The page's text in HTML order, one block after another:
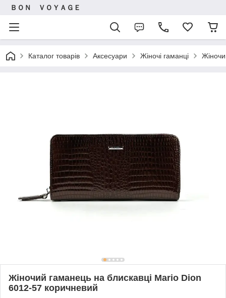
ＢＯＮ ＶＯＹＡＧＥ
Каталог товарів Аксесуари Жіночі гаманці
Жіночий гаманець на блискавці Mario Dion
6012-57 коричневий